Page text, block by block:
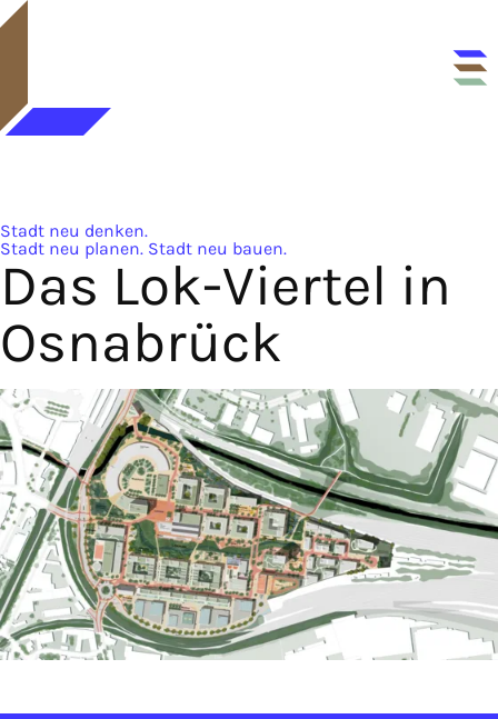
Stadt neu denken.
Stadt neu planen. Stadt neu bauen.
Das Lok-Viertel in
Osna­brück